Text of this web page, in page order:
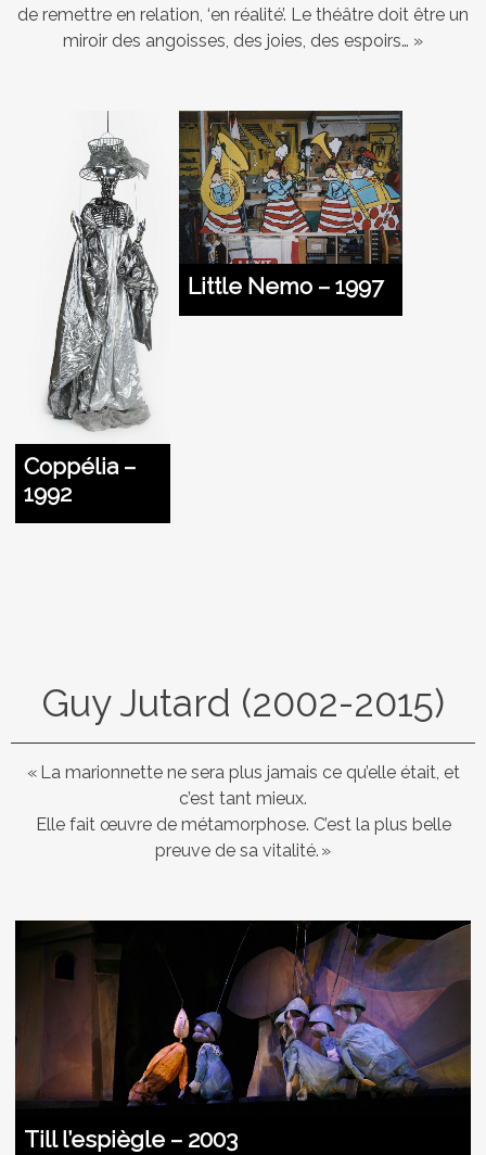
de remettre en relation, ‘en réalité’. Le théâtre doit être un
miroir des angoisses, des joies, des espoirs… »
Coppélia –
1992
Little Nemo – 1997
Guy Jutard (2002-2015)
« La marionnette ne sera plus jamais ce qu’elle était, et
c’est tant mieux.
Elle fait œuvre de métamorphose. C’est la plus belle
preuve de sa vitalité. »
Till l’espiègle – 2003